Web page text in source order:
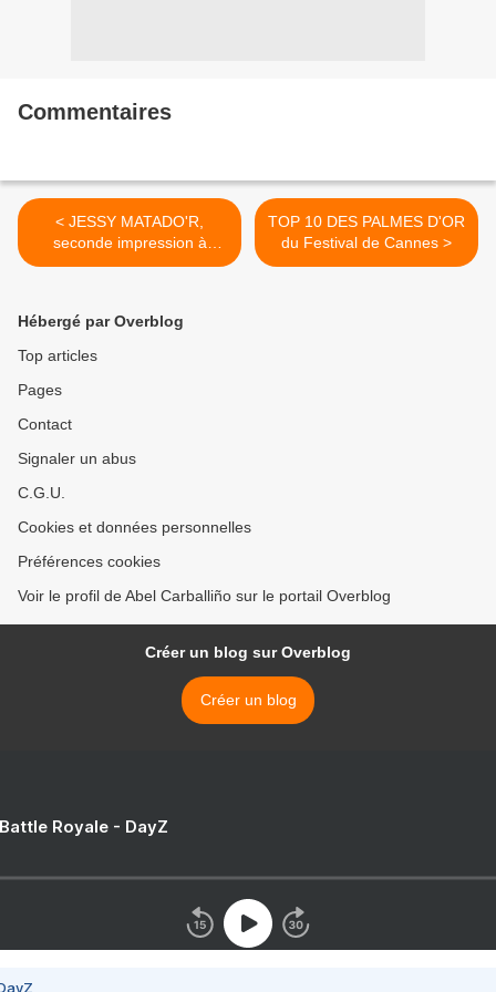
Commentaires
< JESSY MATADO'R,
seconde impression à
EUROVISION
TOP 10 DES PALMES D'OR
du Festival de Cannes >
Hébergé par Overblog
Top articles
Pages
Contact
Signaler un abus
C.G.U.
Cookies et données personnelles
Préférences cookies
Voir le profil de Abel Carballiño sur le portail Overblog
Créer un blog sur Overblog
Créer un blog
Royale - DayZ